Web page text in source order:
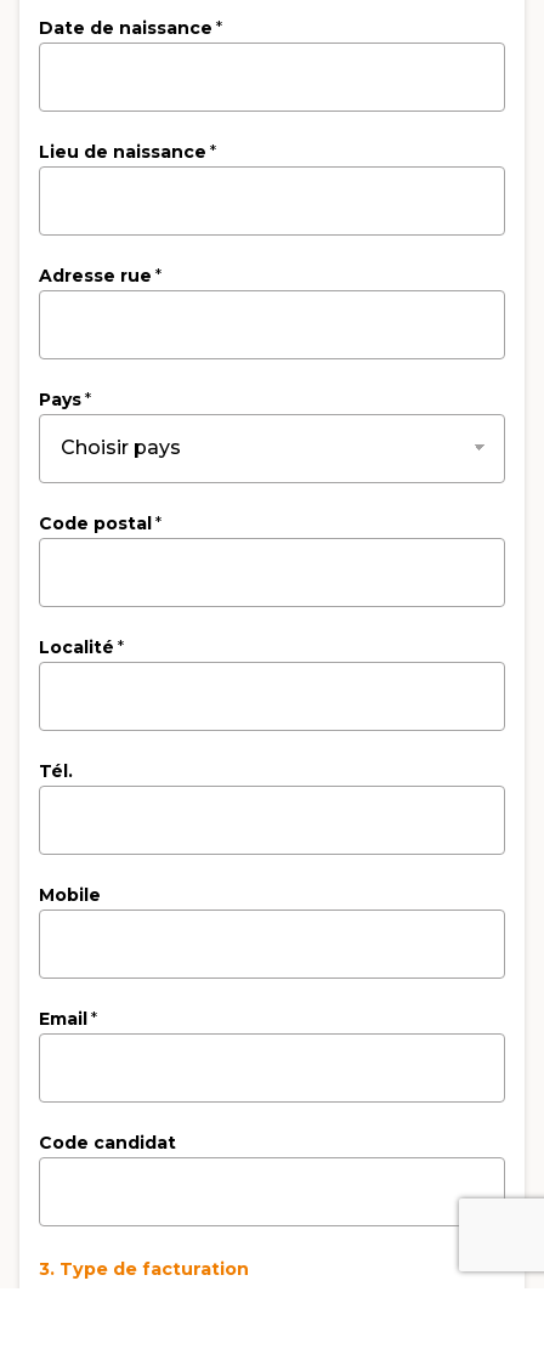
Date de naissance *
Lieu de naissance *
Adresse rue *
Pays*
Code postal*
Localité *
Tél.
Mobile
Email*
Code candidat
3. Type de facturation